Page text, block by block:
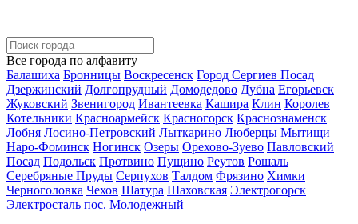
Все города по алфавиту
Балашиха Бронницы Воскресенск Город Сергиев Посад
Дзержинский Долгопрудный Домодедово Дубна Егорьевск
Жуковский Звенигород Ивантеевка Кашира Клин Королев
Котельники Красноармейск Красногорск Краснознаменск
Лобня Лосино-Петровский Лыткарино Люберцы Мытищи
Наро-Фоминск Ногинск Озеры Орехово-Зуево Павловский
Посад Подольск Протвино Пущино Реутов Рошаль
Серебряные Пруды Серпухов Талдом Фрязино Химки
Черноголовка Чехов Шатура Шаховская Электрогорск
Электросталь пос. Молодежный